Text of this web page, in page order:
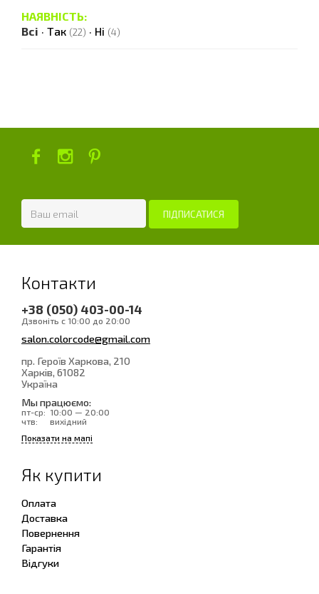
НАЯВНІСТЬ:
Всі · Так (22) · Ні (4)
Контакти
+38 (050) 403-00-14
Дзвоніть с 10:00 до 20:00
salon.colorcode@gmail.com
пр. Героїв Харкова, 210
Харків, 61082
Україна
Мы працюємо:
пт-ср: 10:00 — 20:00
чтв:
вихідний
Показати на мапі
Як купити
Оплата
Доставка
Повернення
Гарантія
Відгуки